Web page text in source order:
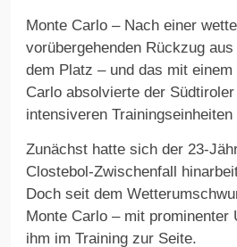
Monte Carlo – Nach einer
vorübergehenden Rückzug
dem Platz – und das mit
Carlo absolvierte der
intensiveren
Zunächst hatte sich der 23-
Clostebol-Zwischenfall
Doch seit dem
Monte Carlo – mit
ihm im Training zur Seite.